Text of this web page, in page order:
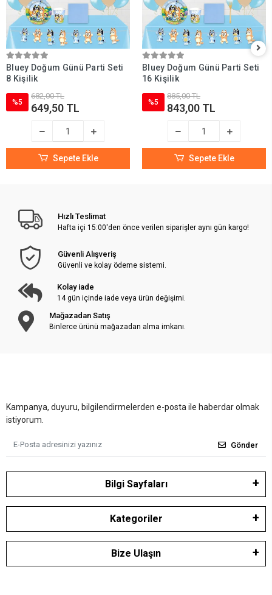
Bluey Doğum Günü Parti Seti
8 Kişilik
%5
682,00 TL
649,50 TL
Sepete Ekle
Bluey Doğum Günü Parti Seti
16 Kişilik
%5
885,00 TL
843,00 TL
Sepete Ekle
Hızlı Teslimat
Hafta içi 15:00'den önce verilen siparişler aynı gün kargo!
Güvenli Alışveriş
Güvenli ve kolay ödeme sistemi.
Kolay iade
14 gün içinde iade veya ürün değişimi.
Mağazadan Satış
Binlerce ürünü mağazadan alma imkanı.
Kampanya, duyuru, bilgilendirmelerden e-posta ile haberdar olmak
istiyorum.
Gönder
Bilgi Sayfaları
Kategoriler
Bize Ulaşın